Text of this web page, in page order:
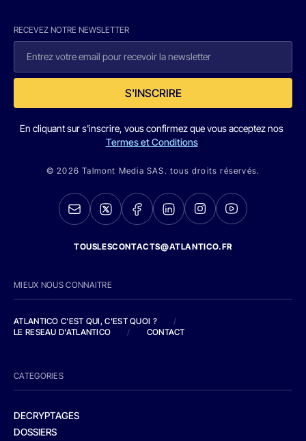
RECEVEZ NOTRE NEWSLETTER
S'INSCRIRE
En cliquant sur s'inscrire, vous confirmez que vous acceptez nos
Termes et Conditions
© 2026 Talmont Media SAS. tous droits réservés.
TOUSLESCONTACTS@ATLANTICO.FR
MIEUX NOUS CONNAITRE
ATLANTICO C'EST QUI, C'EST QUOI ?
/
LE RESEAU D'ATLANTICO
/ CONTACT
CATEGORIES
DECRYPTAGES
DOSSIERS